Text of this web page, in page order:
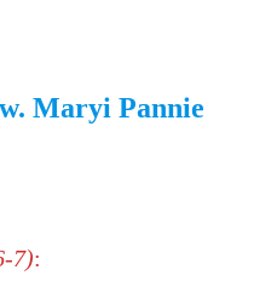
Maryi Pannie
7):